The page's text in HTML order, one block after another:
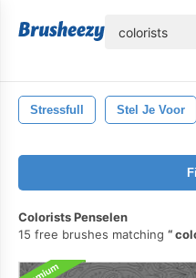
Stressfull Stel Je Voor
Colorists Penselen
15 free brushes matching